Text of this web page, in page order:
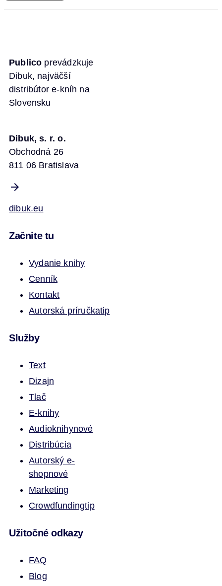
Publico prevádzkuje
Dibuk, najväčší
distribútor e-kníh na
Slovensku
Dibuk, s. r. o.
Obchodná 26
811 06 Bratislava
dibuk.eu
Začnite tu
Vydanie knihy
Cenník
Kontakt
Autorská príručkatip
Služby
Text
Dizajn
Tlač
E-knihy
Audioknihynové
Distribúcia
Autorský e-
shopnové
Marketing
Crowdfundingtip
Užitočné odkazy
FAQ
Blog